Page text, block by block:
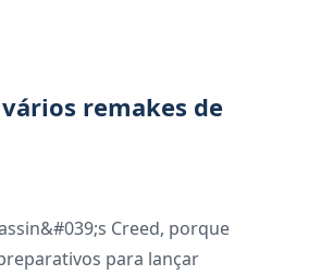
remakes de
Creed, porque
para lançar